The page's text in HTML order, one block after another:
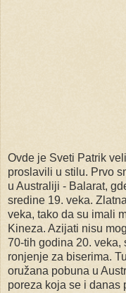
Ovde je Sveti Patrik
proslavili u stilu. Prvo
u Australiji - Balarat,
sredine 19. veka.
veka, tako da su imali
Kineza. Azijati nisu
70-tih godina 20. veka,
ronjenje za biserima.
oružana pobuna u
poreza koja se i danas